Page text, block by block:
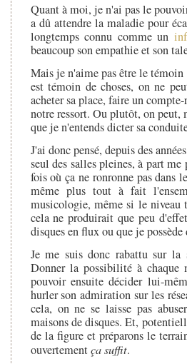
Quant à moi, je n'ai pas le
a dû attendre la maladie pour
longtemps connu comme un
beaucoup son empathie et son
Mais je n'aime pas être le
est témoin de choses, on ne
acheter sa place, faire un
notre ressort. Ou plutôt, on peut,
que je n'entends dicter sa
J'ai donc pensé, depuis des
seul des salles pleines, à part
fois où ça ne ronronne pas dans
même plus tout à fait
musicologie, même si le niveau
cela ne produirait que peu
disques en flux ou que je
Je me suis donc rabattu sur
Donner la possibilité à chaque
pouvoir ensuite décider lui-
hurler son admiration sur les
cela, on ne se laisse pas
maisons de disques. Et,
de la figure et préparons le
ouvertementça suffit.